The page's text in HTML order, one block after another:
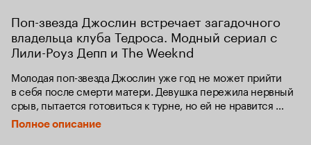
Поп-звезда Джослин встречает загадочного
владельца клуба Тедроса. Модный сериал с
Лили-Роуз Депп и The Weeknd
Молодая поп-звезда Джослин уже год не может прийти
в себя после смерти матери. Девушка пережила нервный
срыв, пытается готовиться к турне, но ей не нравится
новый сингл, билеты продаются слабо, и вдобавок в сеть
утекает её неприличный снимок. Решив развеяться,
Полное описание